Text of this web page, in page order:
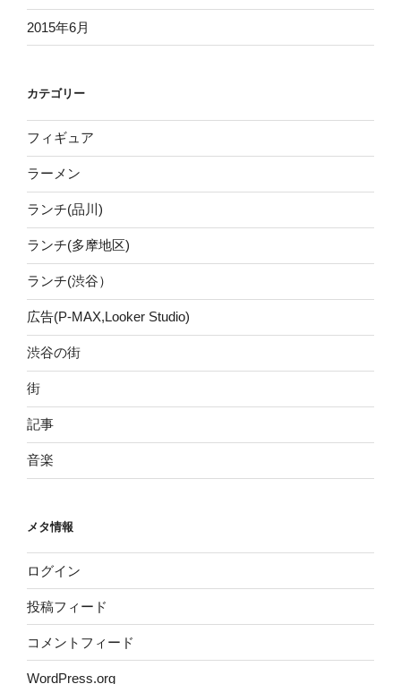
2015年6月
カテゴリー
フィギュア
ラーメン
ランチ(品川)
ランチ(多摩地区)
ランチ(渋谷）
広告(P-MAX,Looker Studio)
渋谷の街
街
記事
音楽
メタ情報
ログイン
投稿フィード
コメントフィード
WordPress.org